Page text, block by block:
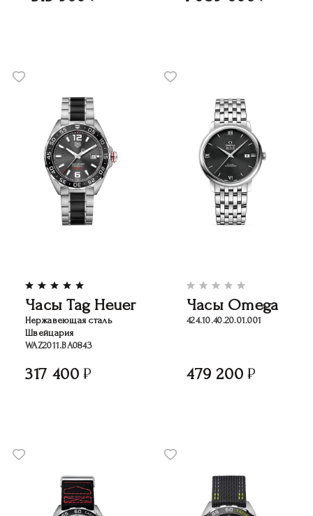
Часы Tag Heuer
Нержавеющая сталь
Швейцария
WAZ2011.BA0843
317 400
Часы Omega
424.10.40.20.01.001
479 200